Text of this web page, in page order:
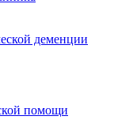
деменции
помощи